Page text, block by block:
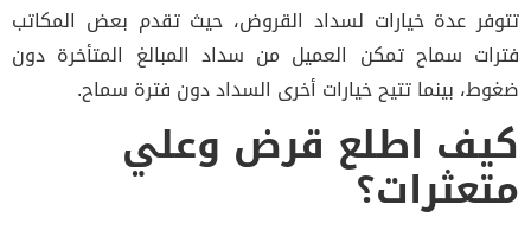
تتوفر عدة خيارات لسداد القروض، حيث تقدم بعض المكاتب
فترات سماح تمكن العميل من سداد المبالغ المتأخرة دون
ضغوط، بينما تتيح خيارات أخرى السداد دون فترة سماح.
كيف اطلع قرض وعلي
متعثرات؟